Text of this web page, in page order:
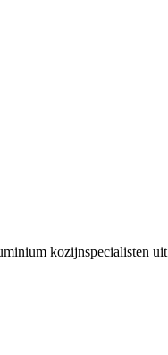
kozijnspecialisten uit